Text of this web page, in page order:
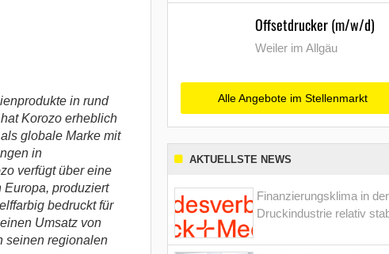
in rund
Korozo erheblich
globale Marke mit
in
verfügt über eine
produziert
bedruckt für
Umsatz von
seinen regionalen
Offsetdrucker (m/w/d)
Weiler im Allgäu
Alle Angebote im Stellenmarkt
AKTUELLSTE NEWS
Finanzierungsklima in der
Druckindustrie relativ